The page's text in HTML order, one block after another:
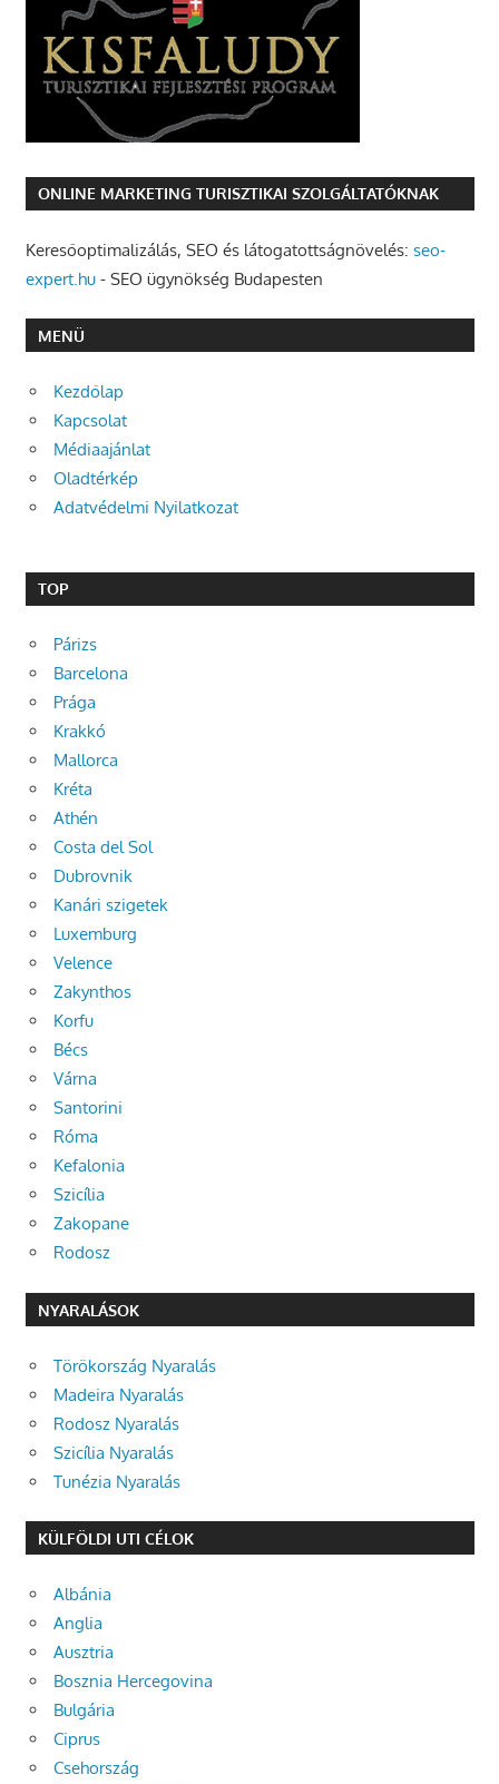
ONLINE MARKETING TURISZTIKAI SZOLGÁLTATÓKNAK
Keresőoptimalizálás, SEO és látogatottságnövelés: seo-
expert.hu- SEO ügynökség Budapesten
MENÜ
Kezdőlap
Kapcsolat
Médiaajánlat
Oladtérkép
Adatvédelmi Nyilatkozat
TOP
Párizs
Barcelona
Prága
Krakkó
Mallorca
Kréta
Athén
Costa del Sol
Dubrovnik
Kanári szigetek
Luxemburg
Velence
Zakynthos
Korfu
Bécs
Várna
Santorini
Róma
Kefalonia
Szicília
Zakopane
Rodosz
NYARALÁSOK
Törökország Nyaralás
Madeira Nyaralás
Rodosz Nyaralás
Szicília Nyaralás
Tunézia Nyaralás
KÜLFÖLDI UTI CÉLOK
Albánia
Anglia
Ausztria
Bosznia Hercegovina
Bulgária
Ciprus
Csehország